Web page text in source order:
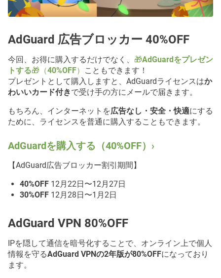
AdGuard 広告ブロッカー 40%OFF
今回、お得に購入するだけでなく、 🎁AdGuardをプレゼン
トする🎁（40%OFF）
こともできます！
プレゼントとして購入しますと、AdGuardライセンスはか
わいいカード付きで受け手の方にメールで届きます。
もちろん、インターネットを広告なし・安全・快適にする
ために、ライセンスを普通に購入することもできます。
AdGuardを購入する（40%OFF）›
【AdGuard広告ブロッカー割引期間】
40%OFF 12月22日〜12月27日
30%OFF 12月28日〜1月2日
AdGuard VPN 80%OFF
IPを隠して通信を暗号化することで、オンライン上で個人
情報を守るAdGuard VPNの2年版が80%OFFになっており
ます。